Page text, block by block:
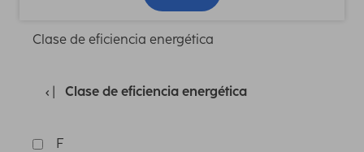
Clase de eficiencia energética
Clase de eficiencia energética
F